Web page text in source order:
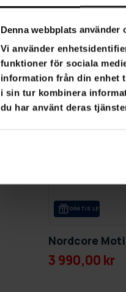
Denna webbplats använder
Vi använder
funktioner för sociala
information från din enhet
i sin tur kombinera
du har använt deras
GRA­TIS LE­VE­RANS
Nordcore
3 990,00 kr